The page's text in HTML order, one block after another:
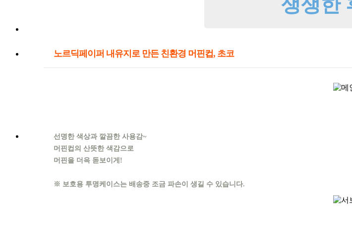
노르딕페이퍼 내유지로 만든 친환경 머핀컵, 초코
선명한 색상과 깔끔한 사용감~
머핀컵의 산뜻한 색감으로
머핀을 더윽 돋보이게!
※ 보호용 투명케이스는 배송중 조금 파손이 생길 수 있습니다.